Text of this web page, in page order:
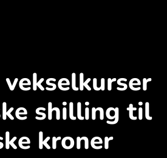
shilling til
kroner